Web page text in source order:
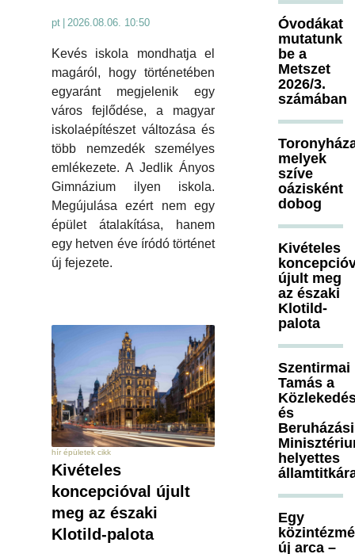
pt | 2026.08.06. 10:50
Kevés iskola mondhatja el
magáról, hogy történetében
egyaránt megjelenik egy
város fejlődése, a magyar
iskolaépítészet változása és
több nemzedék személyes
emlékezete. A Jedlik Ányos
Gimnázium ilyen iskola.
Megújulása ezért nem egy
épület átalakítása, hanem
egy hetven éve íródó történet
új fejezete.
hír épületek cikk
Kivételes
koncepcióval újult
meg az északi
Klotild-palota
Óvodákat
mutatunk
be a
Metszet
2026/3.
számában
melyek
szíve
oázisként
dobog
Kivételes
újult meg
az északi
Klotild-
palota
Szentirmai
Tamás a
és
Beruházási
helyettes
Egy
új arca –